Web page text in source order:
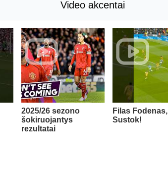
Video akcentai
2025/26 sezono
šokiruojantys
rezultatai
Filas Fodenas,
Sustok!